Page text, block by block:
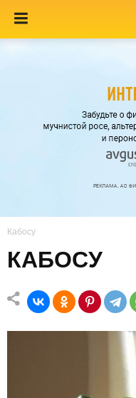
Кабосу
КАБОСУ